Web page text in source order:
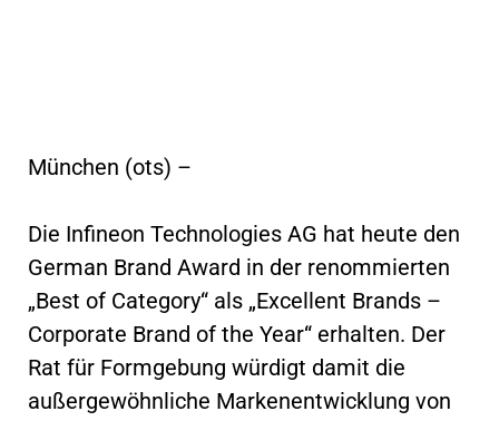
München (ots) –
Die Infineon Technologies AG hat heute den
German Brand Award in der renommierten
„Best of Category“ als „Excellent Brands –
Corporate Brand of the Year“ erhalten. Der
Rat für Formgebung würdigt damit die
außergewöhnliche Markenentwicklung von